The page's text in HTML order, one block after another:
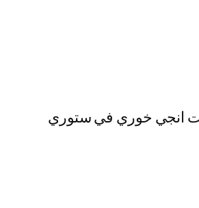
انجي خوري في ستوري